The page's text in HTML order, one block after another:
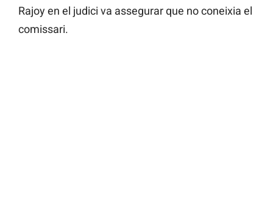
Rajoy en el judici va assegurar que no coneixia el
comissari.